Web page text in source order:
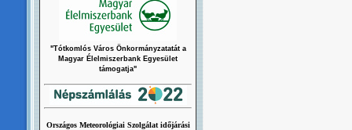
"Tótkomlós Város Önkormányzatatát a
Magyar Élelmiszerbank Egyesület
támogatja"
Országos Meteorológiai Szolgálat időjárási